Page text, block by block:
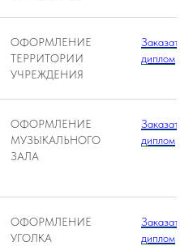
ОФОРМЛЕНИЕ
ТЕРРИТОРИИ
УЧРЕЖДЕНИЯ
Заказать
диплом
ОФОРМЛЕНИЕ
МУЗЫКАЛЬНОГО
ЗАЛА
Заказать
диплом
ОФОРМЛЕНИЕ
УГОЛКА
Заказать
диплом